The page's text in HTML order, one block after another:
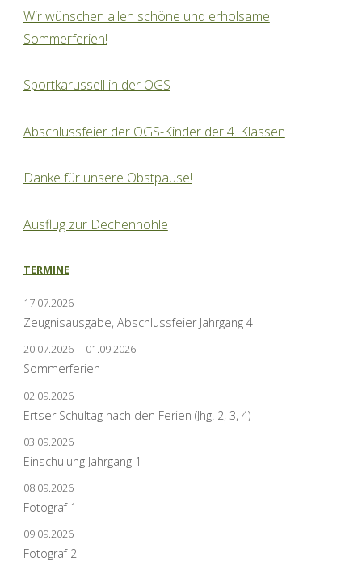
Wir wünschen allen schöne und erholsame
Sommerferien!
Sportkarussell in der OGS
Abschlussfeier der OGS-Kinder der 4. Klassen
Danke für unsere Obstpause!
Ausflug zur Dechenhöhle
TERMINE
17.07.2026
Zeugnisausgabe, Abschlussfeier Jahrgang 4
20.07.2026 – 01.09.2026
Sommerferien
02.09.2026
Ertser Schultag nach den Ferien (Jhg. 2, 3, 4)
03.09.2026
Einschulung Jahrgang 1
08.09.2026
Fotograf 1
09.09.2026
Fotograf 2